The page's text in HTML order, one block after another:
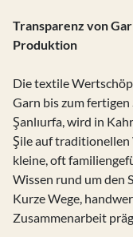
Transparenz von
Produktion
Die textile
Garn bis zum
Şanlıurfa, wird in
Şile auf
kleine, oft
Wissen rund um den
Kurze Wege,
Zusammenarbeit